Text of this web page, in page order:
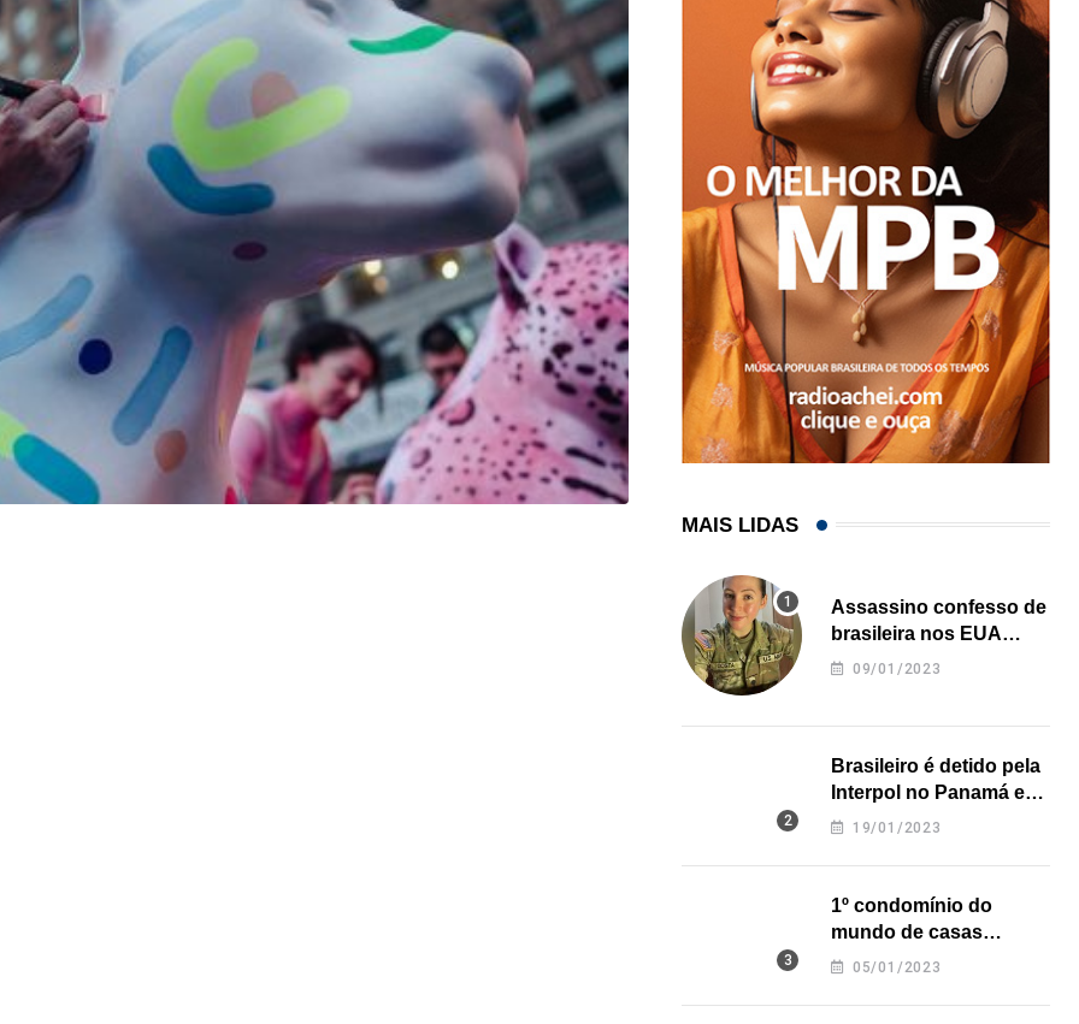
Brasileira formada em universidade dos EUA
06/05/2026
MAIS LIDAS
Assassino confesso de
brasileira nos EUA
revela onde deixou o
09/01/2023
Brasileiro é detido pela
Interpol no Panamá e
pode pegar prisão
19/01/2023
1º condomínio do
mundo de casas
impressas em 3D é
05/01/2023